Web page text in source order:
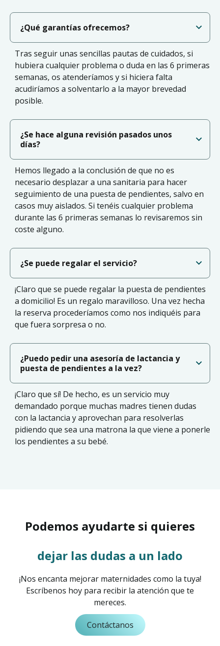
¿Qué garantías ofrecemos?
Tras seguir unas sencillas pautas de cuidados, si
hubiera cualquier problema o duda en las 6 primeras
semanas, os atenderíamos y si hiciera falta
acudiríamos a solventarlo a la mayor brevedad
posible.
¿Se hace alguna revisión pasados unos
días?
Hemos llegado a la conclusión de que no es
necesario desplazar a una sanitaria para hacer
seguimiento de una puesta de pendientes, salvo en
casos muy aislados. Si tenéis cualquier problema
durante las 6 primeras semanas lo revisaremos sin
coste alguno.
¿Se puede regalar el servicio?
¡Claro que se puede regalar la puesta de pendientes
a domicilio! Es un regalo maravilloso. Una vez hecha
la reserva procederíamos como nos indiquéis para
que fuera sorpresa o no.
¿Puedo pedir una asesoría de lactancia y
puesta de pendientes a la vez?
¡Claro que sí! De hecho, es un servicio muy
demandado porque muchas madres tienen dudas
con la lactancia y aprovechan para resolverlas
pidiendo que sea una matrona la que viene a ponerle
los pendientes a su bebé.
Podemos ayudarte si quieres
dejar las dudas a un lado
¡Nos encanta mejorar maternidades como la tuya!
Escríbenos hoy para recibir la atención que te
mereces.
Contáctanos